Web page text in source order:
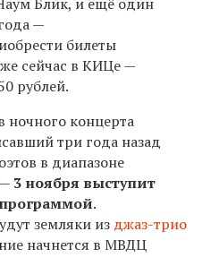
—
билеты
сейчас в КИЦе —
рублей.
ночного концерта
три года назад
в диапазоне
3 ноября выступит
.
земляки из джаз-трио
начнется в МВДЦ